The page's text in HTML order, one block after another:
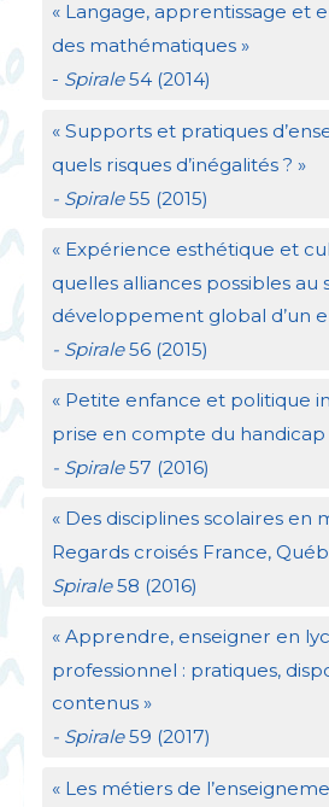
« Langage, apprentissage et
des mathématiques »
- Spirale54 (2014)
« Supports et pratiques
quels risques d’inégalités ? »
- Spirale55 (2015)
« Expérience esthétique et
quelles alliances possibles au
développement global d’un
- Spirale56 (2015)
« Petite enfance et politique
prise en compte du handicap
- Spirale57 (2016)
« Des disciplines scolaires en
Regards croisés France,
Spirale58 (2016)
« Apprendre, enseigner en
professionnel : pratiques,
contenus »
- Spirale59 (2017)
« Les métiers de